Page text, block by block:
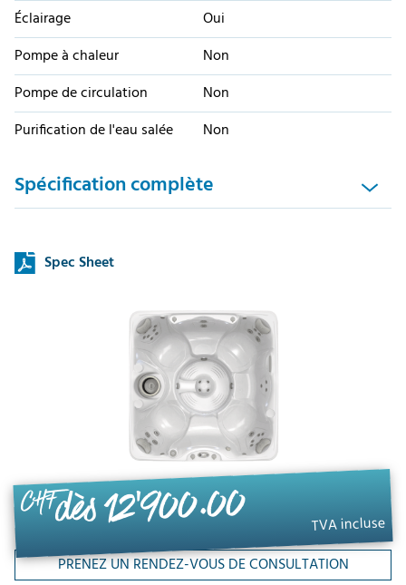
Éclairage
Oui
Pompe à chaleur
Non
Pompe de circulation
Non
Purification de l'eau salée
Non
Spécification complète
Spec Sheet
CHFdès 12'900.00 TVA incluse
PRENEZ UN RENDEZ-VOUS DE CONSULTATION